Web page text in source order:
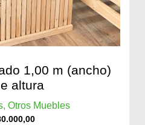
1,00 m (ancho)
altura
Otros Muebles